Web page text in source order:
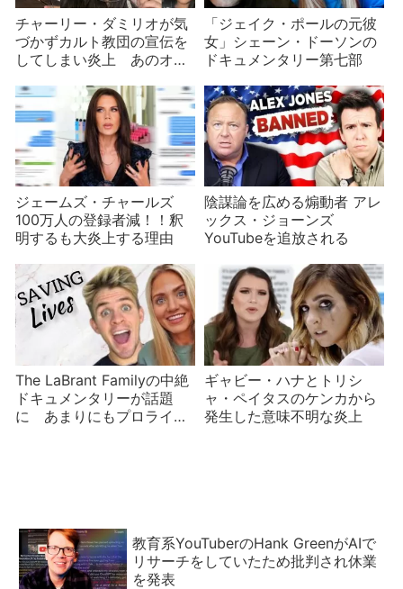
チャーリー・ダミリオが気
づかずカルト教団の宣伝を
してしまい炎上 あのオリ
「ジェイク・ポールの元彼
女」シェーン・ドーソンの
ドキュメンタリー第七部
ジェームズ・チャールズ
100万人の登録者減！！釈
明するも大炎上する理由
陰謀論を広める煽動者 アレ
ックス・ジョーンズ
YouTubeを追放される
The LaBrant Familyの中絶
ドキュメンタリーが話題
に あまりにもプロライフ
ギャビー・ハナとトリシ
ャ・ペイタスのケンカから
発生した意味不明な炎上
教育系YouTuberのHank GreenがAIで
リサーチをしていたため批判され休業
を発表